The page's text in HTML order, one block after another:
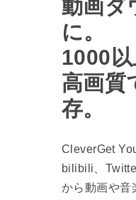
動画ダ
に。
1000
高画質
存。
CleverGet
bilibili、
から動画や音